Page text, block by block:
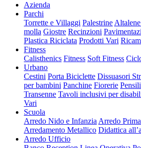
Azienda
Parchi
Torrette e Villaggi Palestrine
molla Giostre Recinzioni
Plastica Riciclata Prodotti Vari
Fitness
Calisthenics Fitness Soft Fitness
Urbano
Cestini Porta Biciclette Dissuasori
per bambini Panchine Fiorerie
Transenne Tavoli inclusivi per
Vari
Scuola
Arredo Nido e Infanzia Arredo
Arredamento Metallico Didattica
Arredo Ufficio